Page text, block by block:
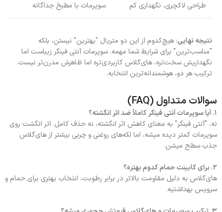
طراحی لاکچری، نگهداری کم سوپرمات با مطبخ جداگانه
نتیجه نهایی: هیچ‌کدوم از این دو متریال "بهترین" نیستن، بلکه
"مناسب‌ترین" برای شرایط شما مهمه. سوپرمات آنتی فینگر زیباست اما
نگهداریش سخت‌تره، های‌گلاس کاربردی‌تره اما ظاهرش مدرن‌تر نیست.
ترکیب هر دو، هوشمندانه‌ترین انتخابه.
سوالات متداول (FAQ)
۱. آیا سوپرمات آنتی فینگر کاملاً ضد اثر انگشته؟
نه، "آنتی فینگر" به معنای کاهش اثر انگشته، نه حذف کامل. اثر انگشت روی
سوپرمات کمتر دیده میشه، اما لکه‌های روغنی و چربی بیشتر از های‌گلاس
جذب سطح میشن.
۲. برای کابینت حمام کدوم بهتره؟
های‌گلاس به دلیل مقاومت بالاتر در برابر رطوبت، انتخاب بهتری برای حمام و
سرویس بهداشتیه.